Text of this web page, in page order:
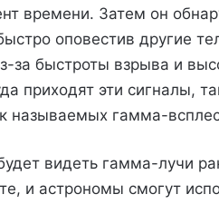
времени. Затем он
оповестив другие
за быстроты взрыва и
приходят эти сигналы,
называемых гамма-
видеть гамма-лучи
и астрономы смогут